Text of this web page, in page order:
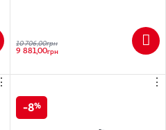
10 706,00грн
9 881,00грн
⋮
⋮
8